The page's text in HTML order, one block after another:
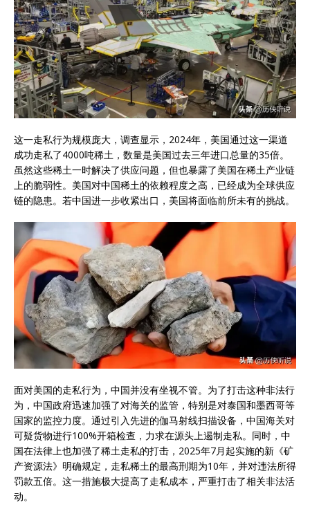
这一走私行为规模庞大，调查显示，2024年，美国通过这一渠道
成功走私了4000吨稀土，数量是美国过去三年进口总量的35倍。
虽然这些稀土一时解决了供应问题，但也暴露了美国在稀土产业链
上的脆弱性。美国对中国稀土的依赖程度之高，已经成为全球供应
链的隐患。若中国进一步收紧出口，美国将面临前所未有的挑战。
面对美国的走私行为，中国并没有坐视不管。为了打击这种非法行
为，中国政府迅速加强了对海关的监管，特别是对泰国和墨西哥等
国家的监控力度。通过引入先进的伽马射线扫描设备，中国海关对
可疑货物进行100%开箱检查，力求在源头上遏制走私。同时，中
国在法律上也加强了稀土走私的打击，2025年7月起实施的新《矿
产资源法》明确规定，走私稀土的最高刑期为10年，并对违法所得
罚款五倍。这一措施极大提高了走私成本，严重打击了相关非法活
动。